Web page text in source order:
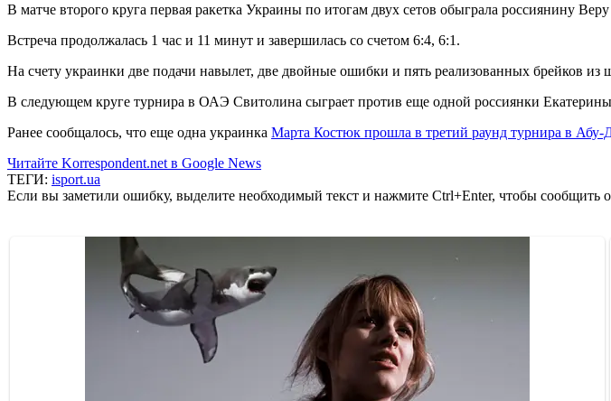
В матче второго круга первая ракетка Украины по итогам двух сетов обыграла россиянину Веру
Встреча продолжалась 1 час и 11 минут и завершилась со счетом 6:4, 6:1.
На счету украинки две подачи навылет, две двойные ошибки и пять реализованных брейков из
В следующем круге турнира в ОАЭ Свитолина сыграет против еще одной россиянки
Ранее сообщалось, что еще одна украинка Марта Костюк прошла в третий раунд турнира в Абу-
Читайте Korrespondent.net в Google News
ТЕГИ: isport.ua
Если вы заметили ошибку, выделите необходимый текст и нажмите Ctrl+Enter, чтобы сообщить